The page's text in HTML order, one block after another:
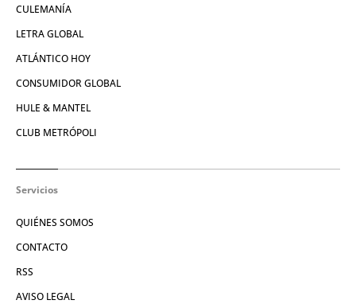
CULEMANÍA
LETRA GLOBAL
ATLÁNTICO HOY
CONSUMIDOR GLOBAL
HULE & MANTEL
CLUB METRÓPOLI
Servicios
QUIÉNES SOMOS
CONTACTO
RSS
AVISO LEGAL